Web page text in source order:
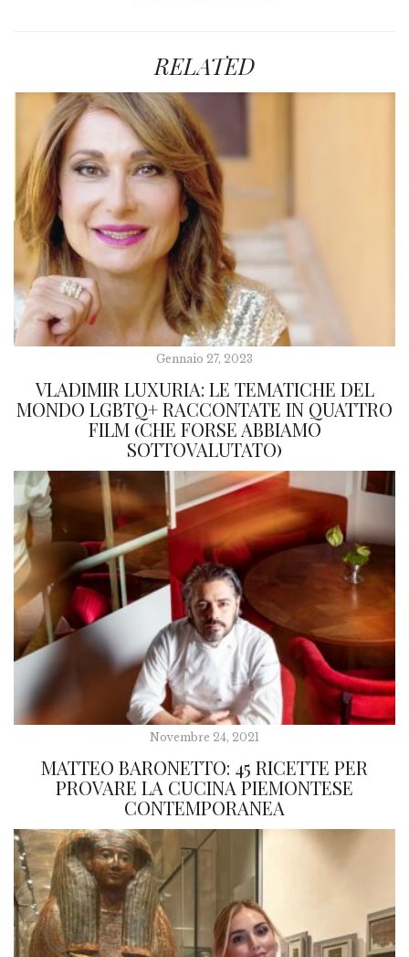
RELATED
Gennaio 27, 2023
VLADIMIR LUXURIA: LE TEMATICHE DEL
MONDO LGBTQ+ RACCONTATE IN QUATTRO
FILM (CHE FORSE ABBIAMO
SOTTOVALUTATO)
Novembre 24, 2021
MATTEO BARONETTO: 45 RICETTE PER
PROVARE LA CUCINA PIEMONTESE
CONTEMPORANEA